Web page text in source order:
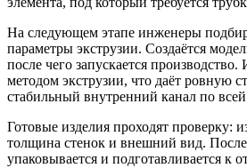
На следующем этапе инженеры
параметры экструзии. Создаётся
после чего запускается
методом экструзии, что даёт ровную
стабильный внутренний канал по
Готовые изделия проходят проверку:
толщина стенок и внешний вид. После
упаковывается и подготавливается к